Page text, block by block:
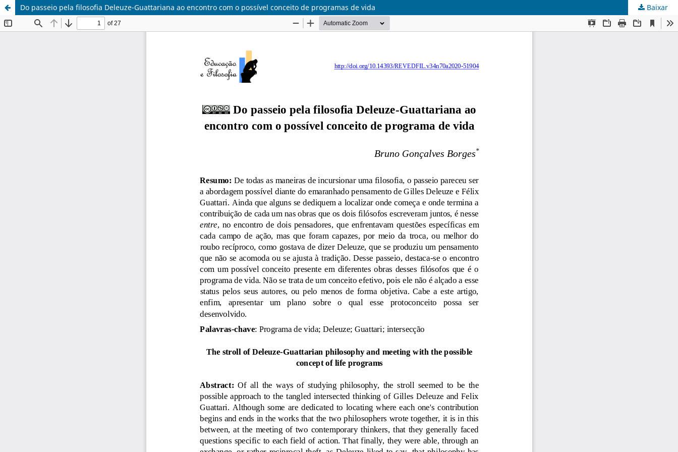
Do passeio pela filosofia Deleuze-Guattariana ao encontro com o possível conceito de programas de vida Baixar